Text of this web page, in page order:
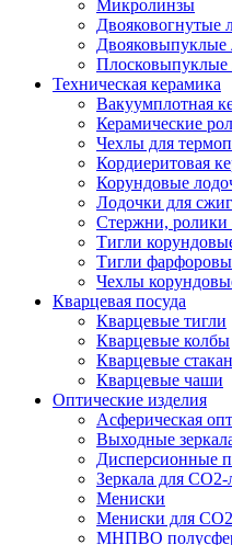
Микролинзы
Двояковогнутые
Двояковыпуклые
Плосковыпуклые
Техническая керамика
Вакуумплотная
Керамические
Чехлы для
Кордиеритовая
Корундовые
Лодочки для
Стержни,
Тигли
Тигли
Чехлы
Кварцевая посуда
Кварцевые тигли
Кварцевые колбы
Кварцевые
Кварцевые чаши
Оптические изделия
Асферическая
Выходные
Дисперсионные
Зеркала для CO2-
Мениски
Мениски для
МНПВО